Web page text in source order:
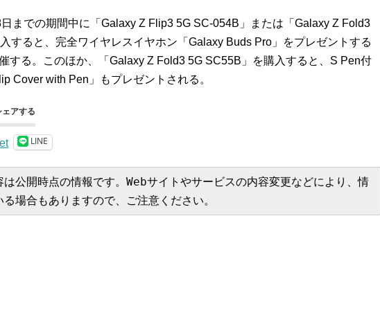
までの期間中に「Galaxy Z Flip3 5G SC-054B」または「Galaxy Z Fold3
すると、完全ワイヤレスイヤホン「Galaxy Buds Pro」をプレゼントする
する。このほか、「Galaxy Z Fold3 5G SC55B」を購入すると、S Pen付
Cover with Pen」もプレゼントされる。
アする
LINE
公開時点の情報です。Webサイトやサービスの内容変更などにより、情
場合もありますので、ご注意ください。